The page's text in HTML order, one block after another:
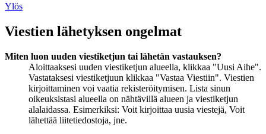
Ylös
Viestien lähetyksen ongelmat
Miten luon uuden viestiketjun tai lähetän vastauksen?
Aloittaaksesi uuden viestiketjun alueella, klikkaa "Uusi Aihe".
Vastataksesi viestiketjuun klikkaa "Vastaa Viestiin". Viestien
kirjoittaminen voi vaatia rekisteröitymisen. Lista sinun
oikeuksistasi alueella on nähtävillä alueen ja viestiketjun
alalaidassa. Esimerkiksi: Voit kirjoittaa uusia viestejä, Voit
lähettää liitetiedostoja, jne.